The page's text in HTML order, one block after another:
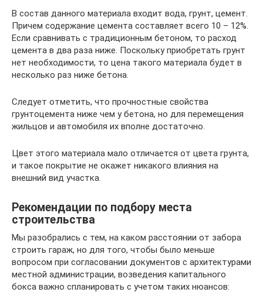
В состав данного материала входит вода, грунт, цемент.
Причем содержание цемента составляет всего 10 – 12%.
Если сравнивать с традиционным бетоном, то расход
цемента в два раза ниже. Поскольку приобретать грунт
нет необходимости, то цена такого материала будет в
несколько раз ниже бетона.
Следует отметить, что прочностные свойства
грунтоцемента ниже чем у бетона, но для перемещения
жильцов и автомобиля их вполне достаточно.
Цвет этого материала мало отличается от цвета грунта,
и такое покрытие не окажет никакого влияния на
внешний вид участка.
Рекомендации по подбору места
строительства
Мы разобрались с тем, на каком расстоянии от забора
строить гараж, но для того, чтобы было меньше
вопросом при согласовании документов с архитектурами
местной администрации, возведения капитального
бокса важно спланировать с учетом таких нюансов: